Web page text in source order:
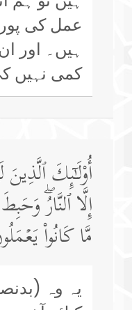
عمل کی
ہیں۔ اور
کمی نہیں
أُو۟لَـٰۤىِٕكَ
إِلَّا ٱلنَّارُۖ
مَّا كَانُوا۟
یہ وہ